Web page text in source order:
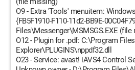
O9 - Extra 'Tools' menuitem:
{FB5F1910-F110-11d2-BB9E-
Files\Messenger\MSMSGS.EXE (file
O12 - Plugin for .pdf: C:\Program
Explorer\PLUGINS\nppdf32.dll
O23 - Service: avast! iAVS4 Control